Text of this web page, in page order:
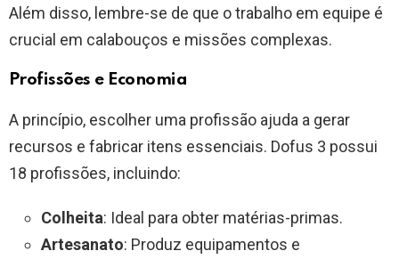
Além disso, lembre-se de que o trabalho em equipe é
crucial em calabouços e missões complexas.
Profissões e Economia
A princípio, escolher uma profissão ajuda a gerar
recursos e fabricar itens essenciais. Dofus 3 possui
18 profissões, incluindo:
Colheita: Ideal para obter matérias-primas.
Artesanato: Produz equipamentos e